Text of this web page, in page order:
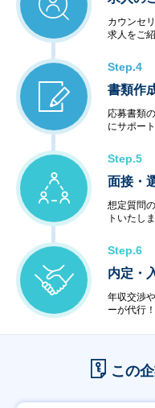
カウンセ
求人をご
Step.4
書類作
応募書類
にサポー
Step.5
面接・
想定質問
トいたしま
Step.6
内定・
年収交渉
ーが代行！
この